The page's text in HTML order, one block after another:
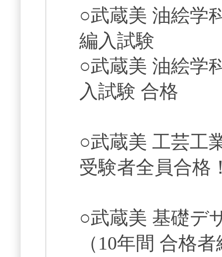
○武蔵美 油絵学
編入試験
○武蔵美 油絵学
入試験 合格
○武蔵美 工芸工
受験者全員合格
○武蔵美 基礎デ
（10年間 合格